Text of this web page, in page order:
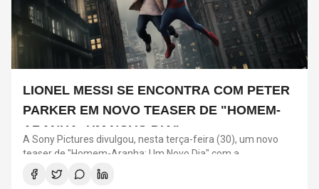
LIONEL MESSI SE ENCONTRA COM PETER
PARKER EM NOVO TEASER DE "HOMEM-
ARANHA: UM NOVO DIA"
A Sony Pictures divulgou, nesta terça-feira (30), um novo
teaser de "Homem-Aranha: Um Novo Dia" com a
participação de Lionel Messi. O astro argentino divide a cena
com o universo do herói em uma ação promocional do filme.